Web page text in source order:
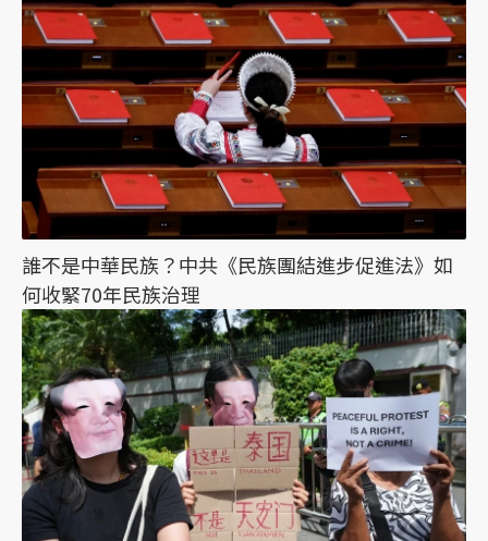
誰不是中華民族？中共《民族團結進步促進法》如
何收緊70年民族治理